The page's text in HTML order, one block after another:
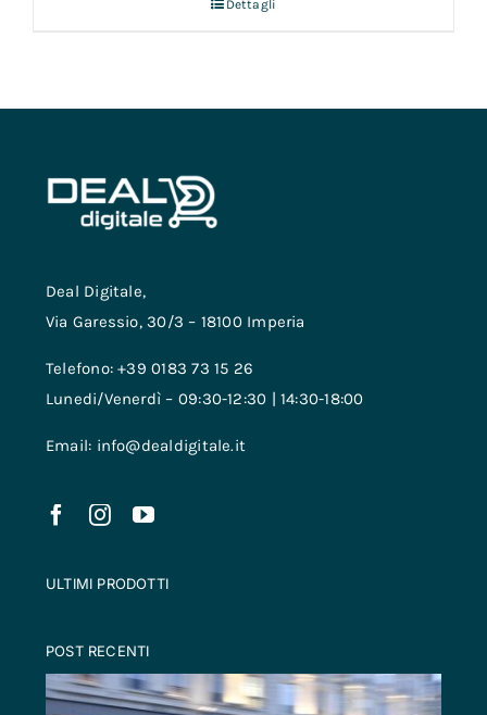
Dettagli
Deal Digitale,
Via Garessio, 30/3 – 18100 Imperia
Telefono: +39 0183 73 15 26
Lunedi/Venerdì – 09:30-12:30 | 14:30-18:00
Email: info@dealdigitale.it
ULTIMI PRODOTTI
POST RECENTI